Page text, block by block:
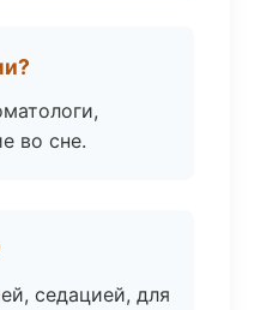
во сне.
седацией, для